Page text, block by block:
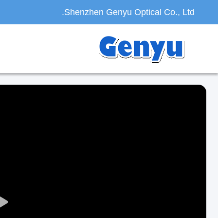
Shenzhen Genyu Optical Co., Ltd.